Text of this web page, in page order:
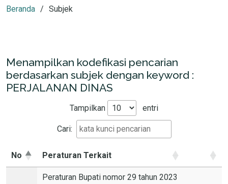
Beranda Subjek
Menampilkan kodefikasi pencarian
berdasarkan subjek dengan keyword :
PERJALANAN DINAS
Tampilkan entri
Cari:
No Peraturan Terkait
Peraturan Bupati nomor 29 tahun 2023